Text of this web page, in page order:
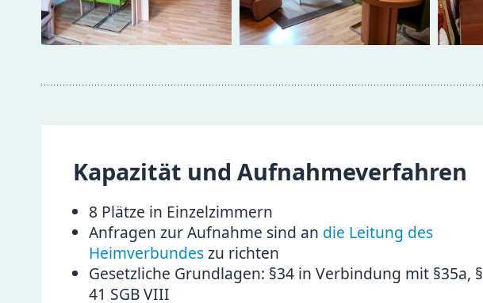
Kapazität und Aufnahmeverfahren
8 Plätze in Einzelzimmern
Anfragen zur Aufnahme sind an die Leitung des
Heimverbundeszu richten
Gesetzliche Grundlagen: §34 in Verbindung mit §35a, §
41 SGB VIII